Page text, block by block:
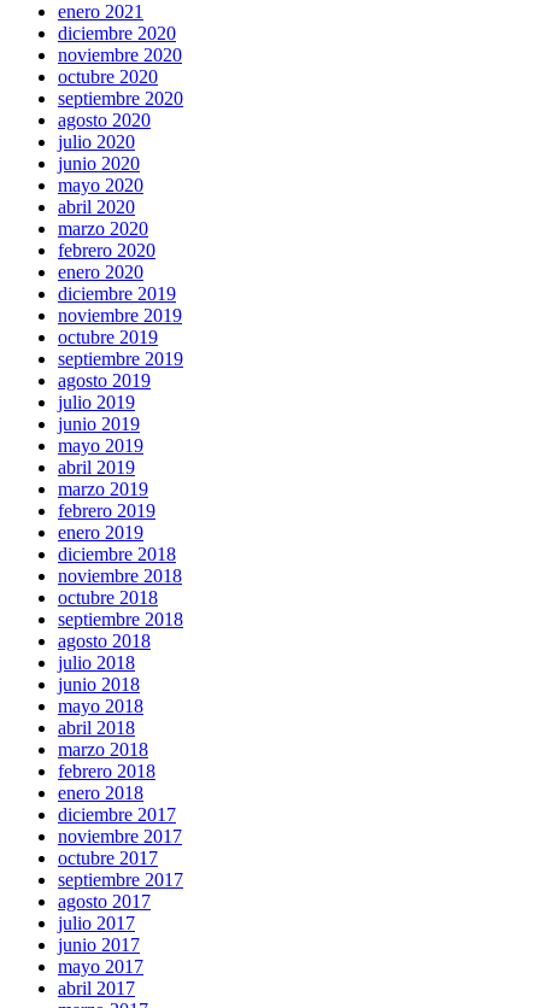
enero 2021
diciembre 2020
noviembre 2020
octubre 2020
septiembre 2020
agosto 2020
julio 2020
junio 2020
mayo 2020
abril 2020
marzo 2020
febrero 2020
enero 2020
diciembre 2019
noviembre 2019
octubre 2019
septiembre 2019
agosto 2019
julio 2019
junio 2019
mayo 2019
abril 2019
marzo 2019
febrero 2019
enero 2019
diciembre 2018
noviembre 2018
octubre 2018
septiembre 2018
agosto 2018
julio 2018
junio 2018
mayo 2018
abril 2018
marzo 2018
febrero 2018
enero 2018
diciembre 2017
noviembre 2017
octubre 2017
septiembre 2017
agosto 2017
julio 2017
junio 2017
mayo 2017
abril 2017